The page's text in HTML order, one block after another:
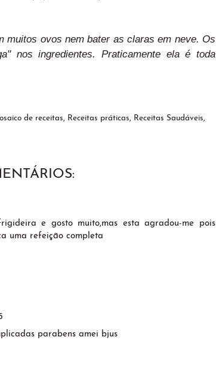
muitos ovos nem bater as claras em neve. Os
nos ingredientes. Praticamente ela é toda
de receitas, Receitas práticas, Receitas Saudáveis,
e gosto muito,mas esta agradou-me pois
uma refeição completa
parabens amei bjus